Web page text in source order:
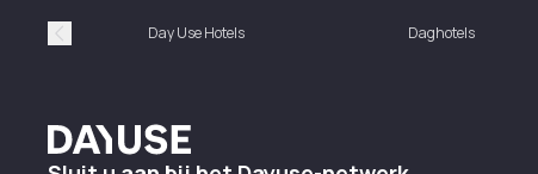
PrécédentDay Use Hotels Daghotels
Dayuse